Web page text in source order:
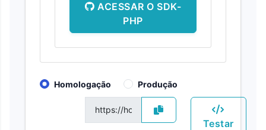
ACESSAR O SDK-
PHP
Homologação Produção
Testar